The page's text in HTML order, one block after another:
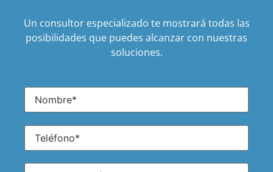
Un consultor especializado te mostrará todas las
posibilidades que puedes alcanzar con nuestras
soluciones.